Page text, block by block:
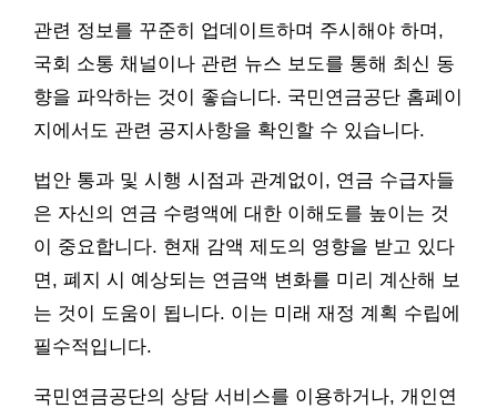
관련 정보를 꾸준히 업데이트하며 주시해야 하며,
국회 소통 채널이나 관련 뉴스 보도를 통해 최신 동
향을 파악하는 것이 좋습니다. 국민연금공단 홈페이
지에서도 관련 공지사항을 확인할 수 있습니다.
법안 통과 및 시행 시점과 관계없이, 연금 수급자들
은 자신의 연금 수령액에 대한 이해도를 높이는 것
이 중요합니다. 현재 감액 제도의 영향을 받고 있다
면, 폐지 시 예상되는 연금액 변화를 미리 계산해 보
는 것이 도움이 됩니다. 이는 미래 재정 계획 수립에
필수적입니다.
국민연금공단의 상담 서비스를 이용하거나, 개인연